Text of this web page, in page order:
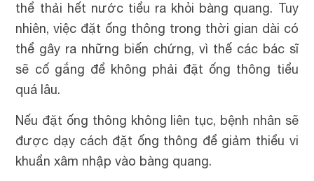
thể thải hết nước tiểu ra khỏi bàng quang. Tuy
nhiên, việc đặt ống thông trong thời gian dài có
thể gây ra những biến chứng, vì thế các bác sĩ
sẽ cố gắng để không phải đặt ống thông tiểu
quá lâu.
Nếu đặt ống thông không liên tục, bệnh nhân sẽ
được dạy cách đặt ống thông để giảm thiểu vi
khuẩn xâm nhập vào bàng quang.